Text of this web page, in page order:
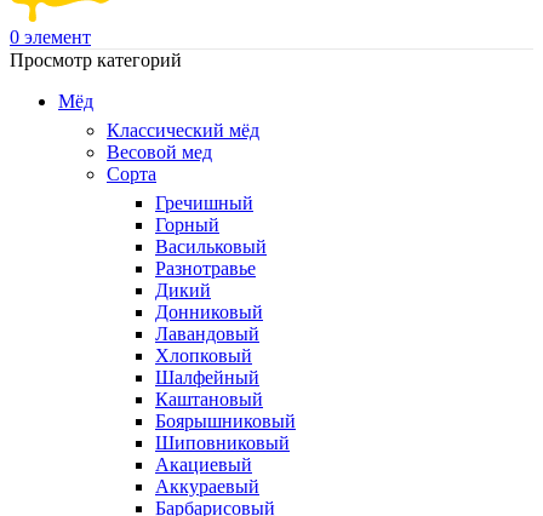
0 элемент
Просмотр категорий
Мёд
Классический мёд
Весовой мед
Сорта
Гречишный
Горный
Васильковый
Разнотравье
Дикий
Донниковый
Лавандовый
Хлопковый
Шалфейный
Каштановый
Боярышниковый
Шиповниковый
Акациевый
Аккураевый
Барбарисовый